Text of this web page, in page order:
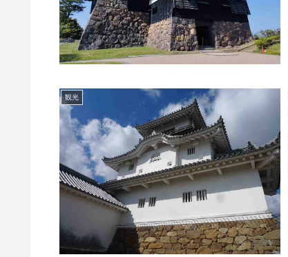
観光